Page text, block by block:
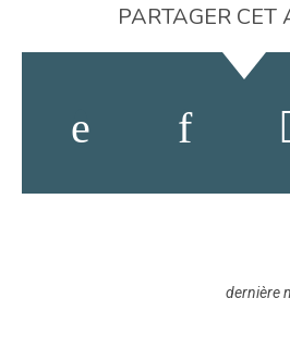
PARTAGER CET
dernière